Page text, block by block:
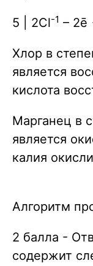
5 | 2Cl-1 – 2ē
Хлор в
является
кислота
Марганец в
является
калия
Алгоритм
2 балла -
содержит